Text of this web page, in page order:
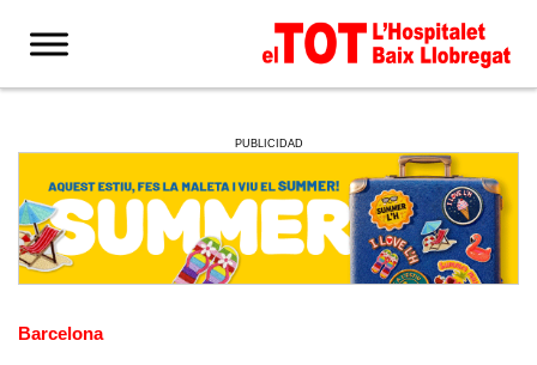
PUBLICIDAD
Barcelona